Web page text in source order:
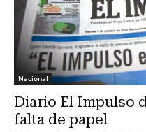
Nacional
Diario El Impulso
falta de papel